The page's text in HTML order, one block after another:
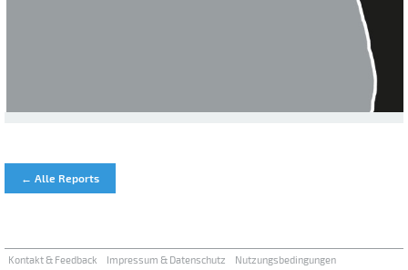
← Alle Reports
Kontakt & Feedback Impressum & Datenschutz Nutzungsbedingungen